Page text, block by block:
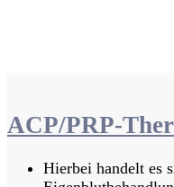
ACP/PRP-
Hierbei handelt es